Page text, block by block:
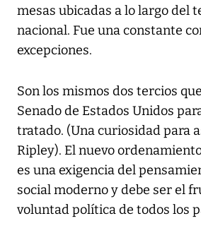
mesas ubicadas a lo largo del
nacional. Fue una constante
excepciones.
Son los mismos dos tercios
Senado de Estados Unidos
tratado. (Una curiosidad para
Ripley). El nuevo
es una exigencia del
social moderno y debe ser el
voluntad política de todos los